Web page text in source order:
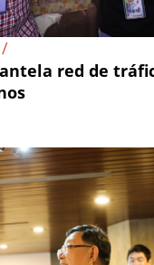
red de